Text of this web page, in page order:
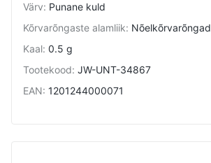
Värv: Punane kuld
Kõrvarõngaste alamliik: Nõelkõrvarõngad
Kaal: 0.5 g
Tootekood: JW-UNT-34867
EAN: 1201244000071